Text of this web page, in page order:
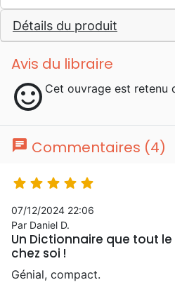
Détails du produit
Avis du libraire
sentiment_satisfied Cet ouvrage est retenu
chat Commentaires (4)
    
07/12/2024 22:06
Par Daniel D.
Un Dictionnaire que tout
chez soi !
Génial, compact.